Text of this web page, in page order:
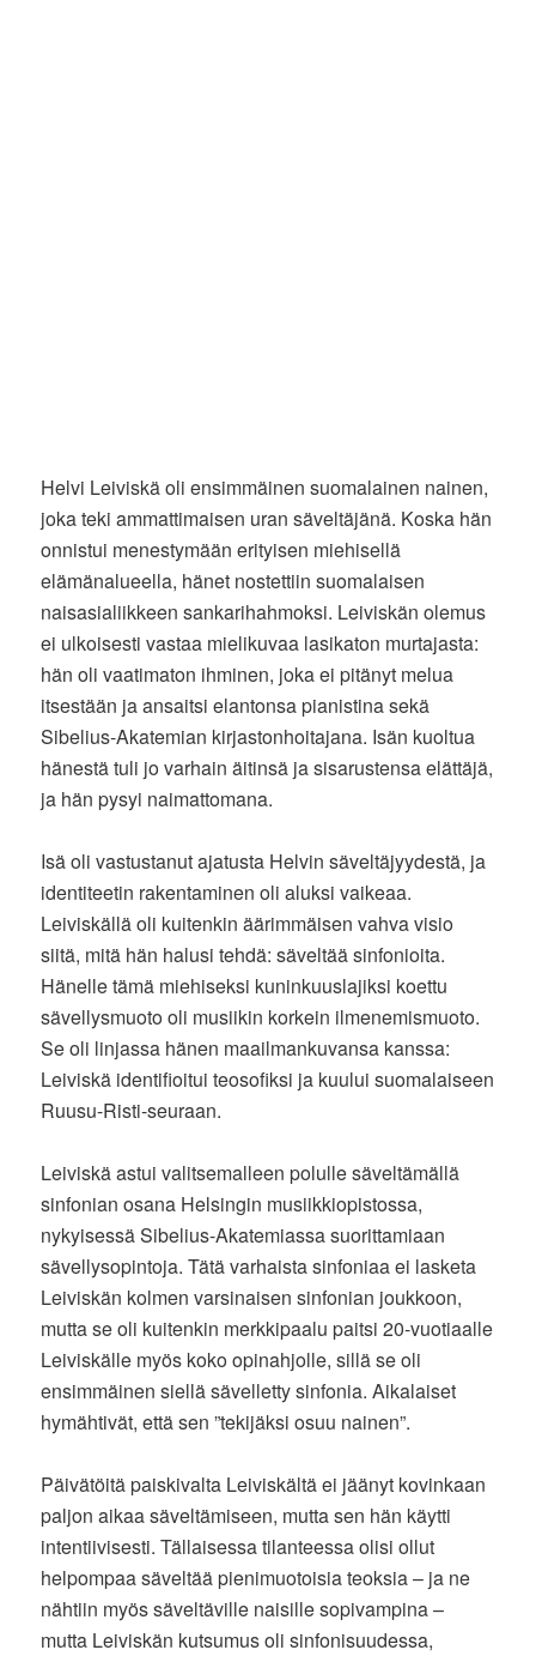
Helvi Leiviskä oli ensimmäinen suomalainen nainen,
joka teki ammattimaisen uran säveltäjänä. Koska hän
onnistui menestymään erityisen miehisellä
elämänalueella, hänet nostettiin suomalaisen
naisasialiikkeen sankarihahmoksi. Leiviskän olemus
ei ulkoisesti vastaa mielikuvaa lasikaton murtajasta:
hän oli vaatimaton ihminen, joka ei pitänyt melua
itsestään ja ansaitsi elantonsa pianistina sekä
Sibelius-Akatemian kirjastonhoitajana. Isän kuoltua
hänestä tuli jo varhain äitinsä ja sisarustensa elättäjä,
ja hän pysyi naimattomana.
Isä oli vastustanut ajatusta Helvin säveltäjyydestä, ja
identiteetin rakentaminen oli aluksi vaikeaa.
Leiviskällä oli kuitenkin äärimmäisen vahva visio
siitä, mitä hän halusi tehdä: säveltää sinfonioita.
Hänelle tämä miehiseksi kuninkuuslajiksi koettu
sävellysmuoto oli musiikin korkein ilmenemismuoto.
Se oli linjassa hänen maailmankuvansa kanssa:
Leiviskä identifioitui teosofiksi ja kuului suomalaiseen
Ruusu-Risti-seuraan.
Leiviskä astui valitsemalleen polulle säveltämällä
sinfonian osana Helsingin musiikkiopistossa,
nykyisessä Sibelius-Akatemiassa suorittamiaan
sävellysopintoja. Tätä varhaista sinfoniaa ei lasketa
Leiviskän kolmen varsinaisen sinfonian joukkoon,
mutta se oli kuitenkin merkkipaalu paitsi 20-vuotiaalle
Leiviskälle myös koko opinahjolle, sillä se oli
ensimmäinen siellä sävelletty sinfonia. Aikalaiset
hymähtivät, että sen ”tekijäksi osuu nainen”.
Päivätöitä paiskivalta Leiviskältä ei jäänyt kovinkaan
paljon aikaa säveltämiseen, mutta sen hän käytti
intentiivisesti. Tällaisessa tilanteessa olisi ollut
helpompaa säveltää pienimuotoisia teoksia – ja ne
nähtiin myös säveltäville naisille sopivampina –
mutta Leiviskän kutsumus oli sinfonisuudessa,